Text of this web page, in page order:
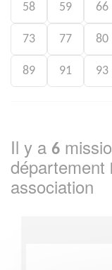
58 59 66
73 77 80
89 91 93
Il y a 6
département
association